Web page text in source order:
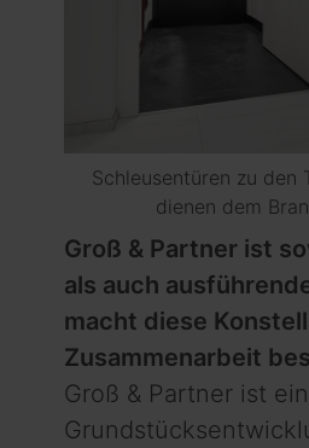
Schleusentüren zu den
dienen dem
Groß & Partner ist
als auch
macht diese
Zusammen­arbeit
Groß & Partner ist